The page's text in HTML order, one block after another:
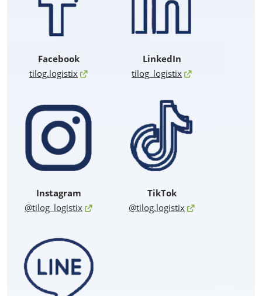
Facebook
tilog.logistix
LinkedIn
tilog_logistix
Instagram
@tilog_logistix
TikTok
@tilog.logistix